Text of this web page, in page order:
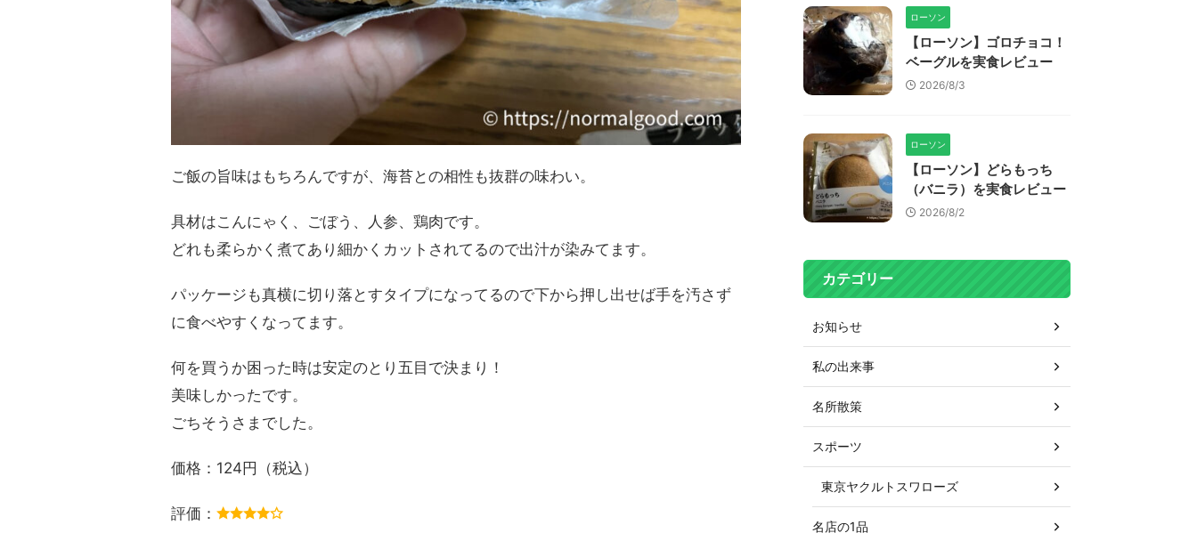
ご飯の旨味はもちろんですが、海苔との相性も抜群の味わい。
具材はこんにゃく、ごぼう、人参、鶏肉です。
どれも柔らかく煮てあり細かくカットされてるので出汁が染みてます。
パッケージも真横に切り落とすタイプになってるので下から押し出せば手を汚さず
に食べやすくなってます。
何を買うか困った時は安定のとり五目で決まり！
美味しかったです。
ごちそうさまでした。
価格：124円（税込）
評価：
ローソン
【ローソン】ゴロチョコ！
ベーグルを実食レビュー
2026/8/3
ローソン
【ローソン】どらもっち
（バニラ）を実食レビュー
2026/8/2
カテゴリー
お知らせ
私の出来事
名所散策
スポーツ
東京ヤクルトスワローズ
名店の1品